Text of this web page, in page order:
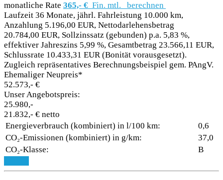
monatliche Rate 365,- € Fin. mtl.
berechnen
Laufzeit 36 Monate, jährl. Fahrleistung 10.000 km,
Anzahlung 5.196,00 EUR, Nettodarlehensbetrag
20.784,00 EUR, Sollzinssatz (gebunden) p.a. 5,83 %,
effektiver Jahreszins 5,99 %, Gesamtbetrag 23.566,11 EUR,
Schlussrate 10.433,31 EUR (Bonität vorausgesetzt).
Zugleich repräsentatives Berechnungsbeispiel gem. PAngV.
Ehemaliger Neupreis*
52.573,- €
Unser Angebotspreis:
25.980,-
21.832,- € netto
Energieverbrauch (kombiniert) in l/100 km:
0,6
CO₂-Emissionen (kombiniert) in g/km:
37,0
CO₂-Klasse:
B